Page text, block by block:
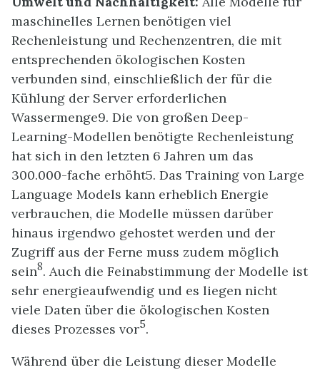
maschinelles Lernen benötigen viel
Rechenleistung und Rechenzentren, die mit
entsprechenden ökologischen Kosten
verbunden sind, einschließlich der für die
Kühlung der Server erforderlichen
Wassermenge9. Die von großen Deep-
Learning-Modellen benötigte Rechenleistung
hat sich in den letzten 6 Jahren um das
300.000-fache erhöht5. Das Training von Large
Language Models kann erheblich Energie
verbrauchen, die Modelle müssen darüber
hinaus irgendwo gehostet werden und der
Zugriff aus der Ferne muss zudem möglich
sein8. Auch die Feinabstimmung der Modelle ist
sehr energieaufwendig und es liegen nicht
viele Daten über die ökologischen Kosten
dieses Prozesses vor5.
Während über die Leistung dieser Modelle